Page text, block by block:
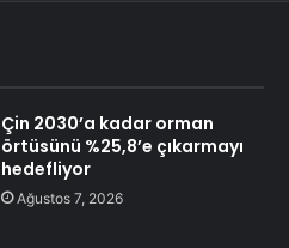
Çin 2030’a kadar orman
örtüsünü %25,8’e çıkarmayı
hedefliyor
Ağustos 7, 2026